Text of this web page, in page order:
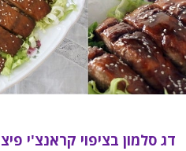
דג סלמון בציפוי קראנצ'י